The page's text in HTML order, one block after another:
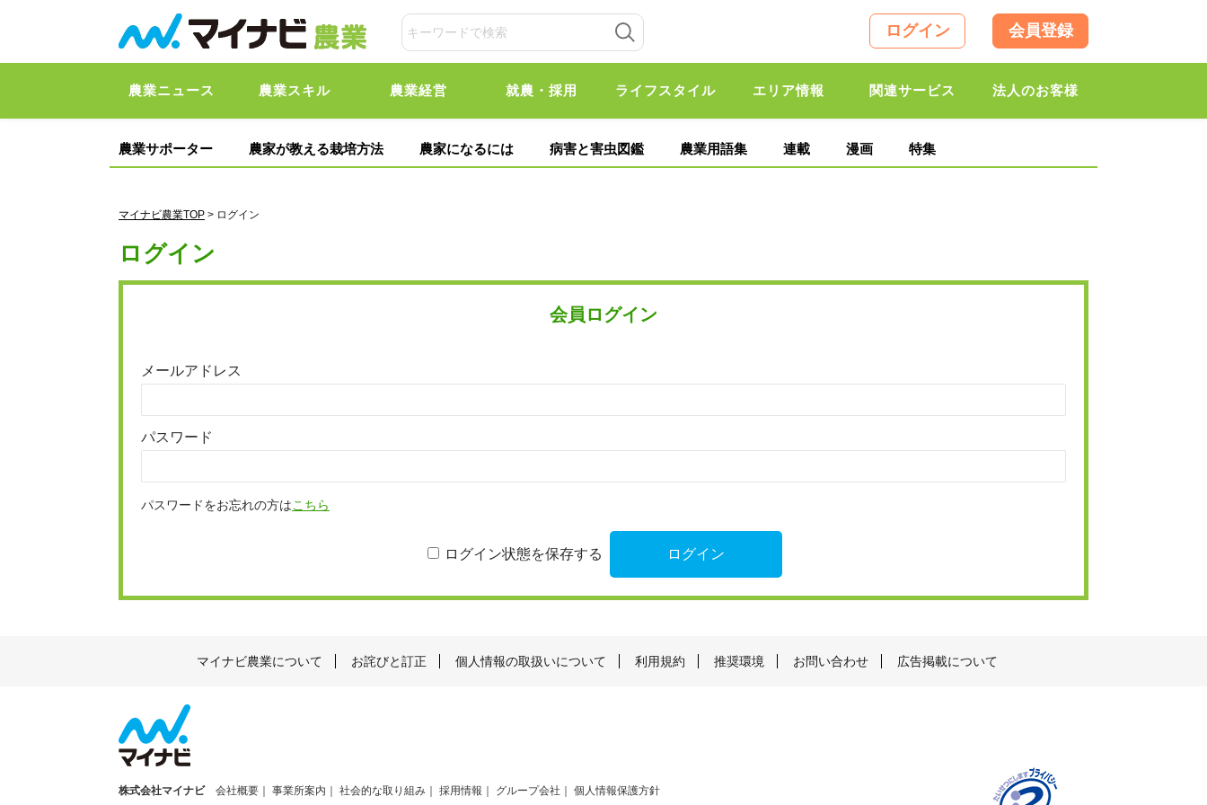
ログイン 会員登録
農業ニュース 農業スキル 農業経営 就農・採用 ライフスタイル エリア情報 関連サービス 法人のお客様
農業サポーター 農家が教える栽培方法 農家になるには 病害と害虫図鑑 農業用語集 連載 漫画 特集
マイナビ農業TOP > ログイン
ログイン
会員ログイン
メールアドレス
パスワード
パスワードをお忘れの方はこちら
ログイン状態を保存する
マイナビ農業について お詫びと訂正 個人情報の取扱いについて 利用規約 推奨環境 お問い合わせ 広告掲載について
株式会社マイナビ 会社概要 事業所案内 社会的な取り組み 採用情報 グループ会社 個人情報保護方針